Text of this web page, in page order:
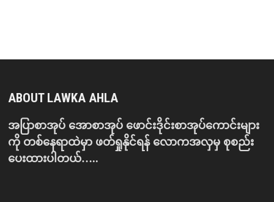
ABOUT LAWKA AHLA
အပြာစာအုပ် အောစာအုပ် ဖောင်းဒိုင်းစာအုပ်ကောင်းများ
ကို တစ်နေရာထဲမှာ ဖတ်ရှုနိုင်ရန် လောကအလှမှ စုစည်း
ပေးထားပါတယ်…..